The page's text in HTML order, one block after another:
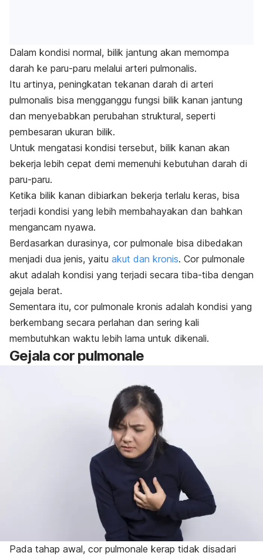
Dalam kondisi normal, bilik jantung akan memompa
darah ke paru-paru melalui arteri pulmonalis.
Itu artinya, peningkatan tekanan darah di arteri
pulmonalis bisa mengganggu fungsi bilik kanan jantung
dan menyebabkan perubahan struktural, seperti
pembesaran ukuran bilik.
Untuk mengatasi kondisi tersebut, bilik kanan akan
bekerja lebih cepat demi memenuhi kebutuhan darah di
paru-paru.
Ketika bilik kanan dibiarkan bekerja terlalu keras, bisa
terjadi kondisi yang lebih membahayakan dan bahkan
mengancam nyawa.
Berdasarkan durasinya, cor pulmonale bisa dibedakan
menjadi dua jenis, yaitu akut dan kronis. Cor pulmonale
akut adalah kondisi yang terjadi secara tiba-tiba dengan
gejala berat.
Sementara itu, cor pulmonale kronis adalah kondisi yang
berkembang secara perlahan dan sering kali
membutuhkan waktu lebih lama untuk dikenali.
Gejala cor pulmonale
Pada tahap awal, cor pulmonale kerap tidak disadari